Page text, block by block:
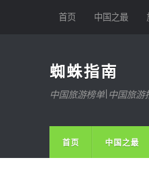
首页 中国之最
蜘蛛指南
中国旅游榜单|中国旅
首页 中国之最